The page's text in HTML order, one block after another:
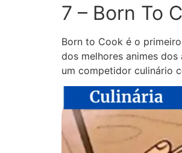
7 – Born To
Born to Cook é o
dos melhores animes
um competidor culinário